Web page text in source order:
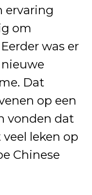
ervaring
om
was er
Dat
op een
vonden dat
leken op
Chinese